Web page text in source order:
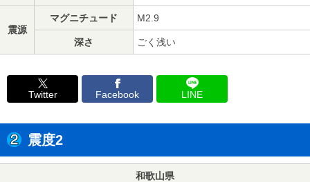
震源
マグニチュード M2.9
深さ ごく浅い
Twitter Facebook LINE
震度2
和歌山県